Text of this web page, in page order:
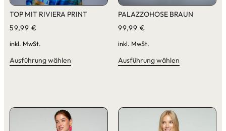
TOP MIT RIVIERA PRINT
59,99 €
inkl. MwSt.
Ausführung wählen
PALAZZOHOSE BRAUN
99,99 €
inkl. MwSt.
Ausführung wählen